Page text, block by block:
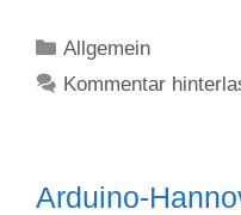
Kategorien
Allgemein
Kommentar
Arduino-